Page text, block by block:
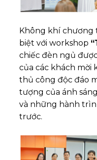
Không khí chương
biệt với workshop
chiếc đèn ngủ
của các khách mời
thủ công độc đáo
tượng của ánh
và những hành
trước.